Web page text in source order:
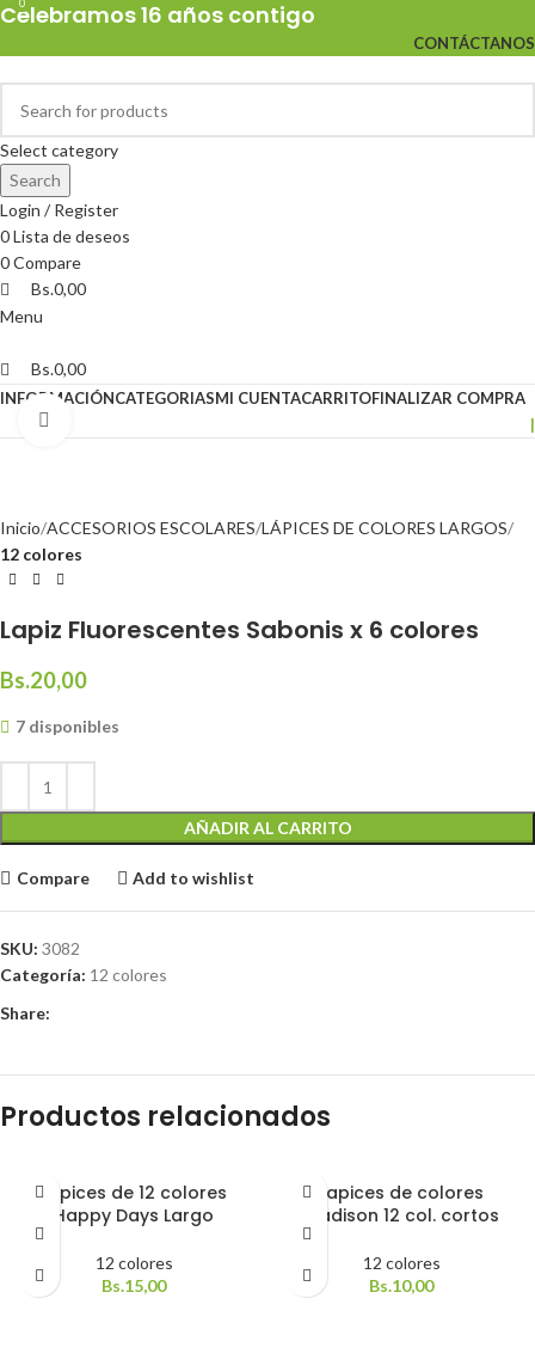
Celebramos 16 años contigo
CONTÁCTANOS
Select category
Search
Login / Register
0Lista de deseos
0Compare
0
Bs.0,00
Menu
0
Bs.0,00
INFORMACIÓNCATEGORIASMI CUENTACARRITOFINALIZAR COMPRA
|
Inicio ACCESORIOS ESCOLARES LÁPICES DE COLORES LARGOS
12 colores
Lapiz Fluorescentes Sabonis x 6 colores
Bs.20,00
7 disponibles
AÑADIR AL CARRITO
Compare Add to wishlist
SKU: 3082
Categoría: 12 colores
Share:
Productos relacionados
Lapices de 12 colores
Happy Days Largo
12 colores
Bs.15,00
Lapices de colores
Madison 12 col. cortos
12 colores
Bs.10,00